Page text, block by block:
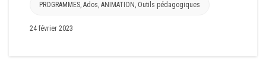
PROGRAMMES, Ados, ANIMATION , Outils pédagogiques
24 février 2023